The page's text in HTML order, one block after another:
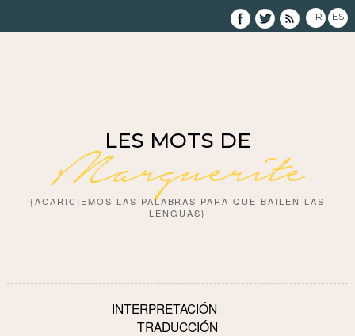
FR ES
LES MOTS DE
Marguerite
{ACARICIEMOS LAS PALABRAS PARA QUE BAILEN LAS
LENGUAS}
INTERPRETACIÓN
TRADUCCIÓN